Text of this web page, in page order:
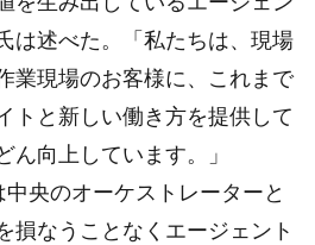
は述べた。「私たちは、現場
業現場のお客様に、これまで
トと新しい働き方を提供して
ん向上しています。」
央のオーケストレーターと
損なうことなくエージェント